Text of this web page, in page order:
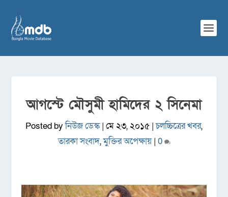
আগস্টে মৌসুমী হামিদের ২ সিনেমা
Posted byনিউজ ডেস্ক| মে ২৩, ২০১৫ |চলচ্চিত্রের খবর,
তারকা সংবাদ,মুক্তির অপেক্ষায়| 0